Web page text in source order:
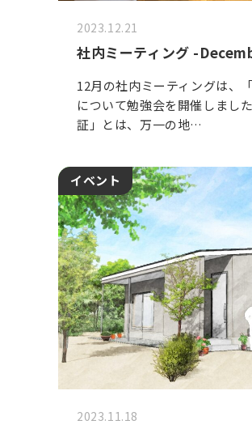
2023.12.21
社内ミーティング -
12月の社内ミーティングは、
について勉強会を開催しまし
証」とは、万一の地…
イベント
2023.11.18